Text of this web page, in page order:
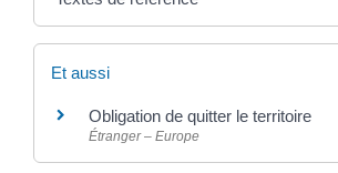
Et aussi
Obligation de quitter le territoire
Étranger – Europe